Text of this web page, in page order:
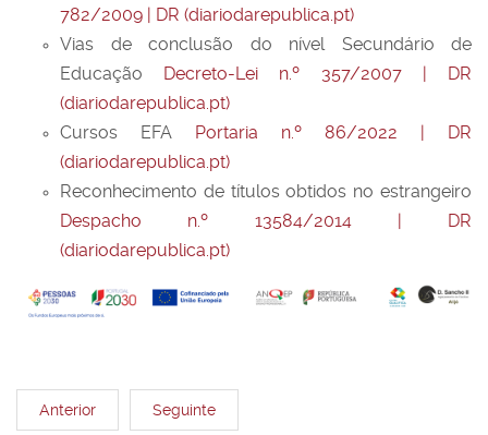
782/2009 | DR (diariodarepublica.pt)
Vias de conclusão do nível Secundário de
Educação Decreto-Lei n.º 357/2007 | DR
(diariodarepublica.pt)
Cursos EFA Portaria n.º 86/2022 | DR
(diariodarepublica.pt)
Reconhecimento de títulos obtidos no estrangeiro
Despacho n.º 13584/2014 | DR
(diariodarepublica.pt)
Anterior Seguinte